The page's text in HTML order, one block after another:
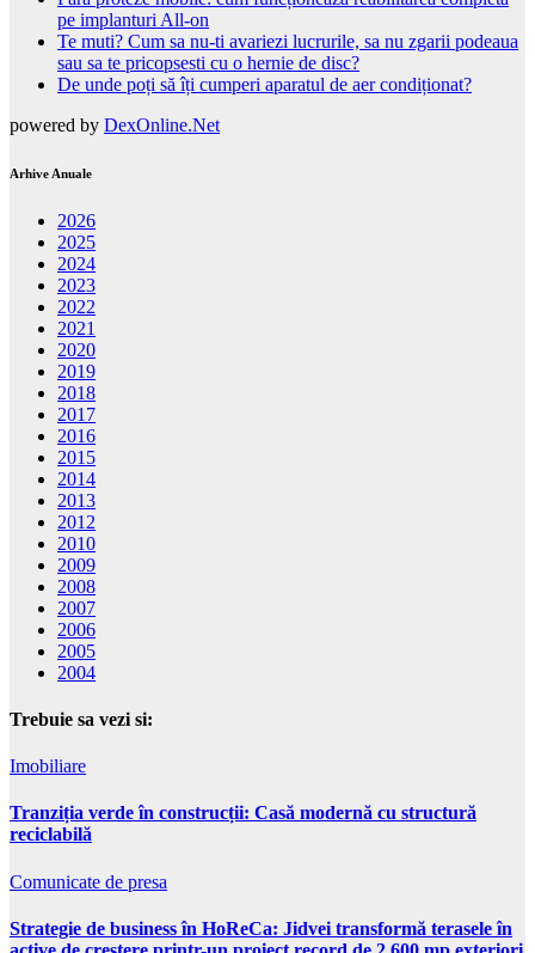
pe implanturi All-on
Te muti? Cum sa nu-ti avariezi lucrurile, sa nu zgarii podeaua
sau sa te pricopsesti cu o hernie de disc?
De unde poți să îți cumperi aparatul de aer condiționat?
powered by DexOnline.Net
Arhive Anuale
2026
2025
2024
2023
2022
2021
2020
2019
2018
2017
2016
2015
2014
2013
2012
2010
2009
2008
2007
2006
2005
2004
Trebuie sa vezi si:
Imobiliare
Tranziția verde în construcții: Casă modernă cu structură
reciclabilă
Comunicate de presa
Strategie de business în HoReCa: Jidvei transformă terasele în